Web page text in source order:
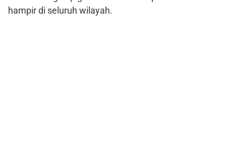
hampir di seluruh wilayah.